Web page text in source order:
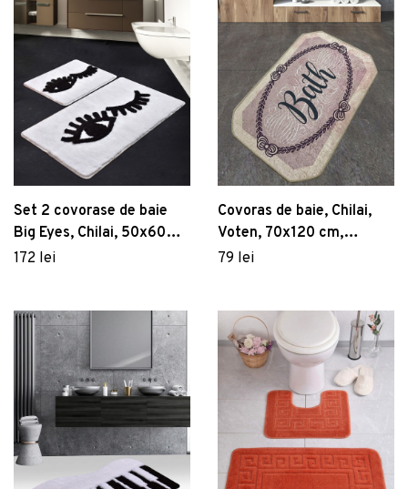
Set 2 covorase de baie
Big Eyes, Chilai, 50x60
cm/60x100 cm, alb/negru
172 lei
Covoras de baie, Chilai,
Voten, 70x120 cm,
Poliester, Multicolor
79 lei